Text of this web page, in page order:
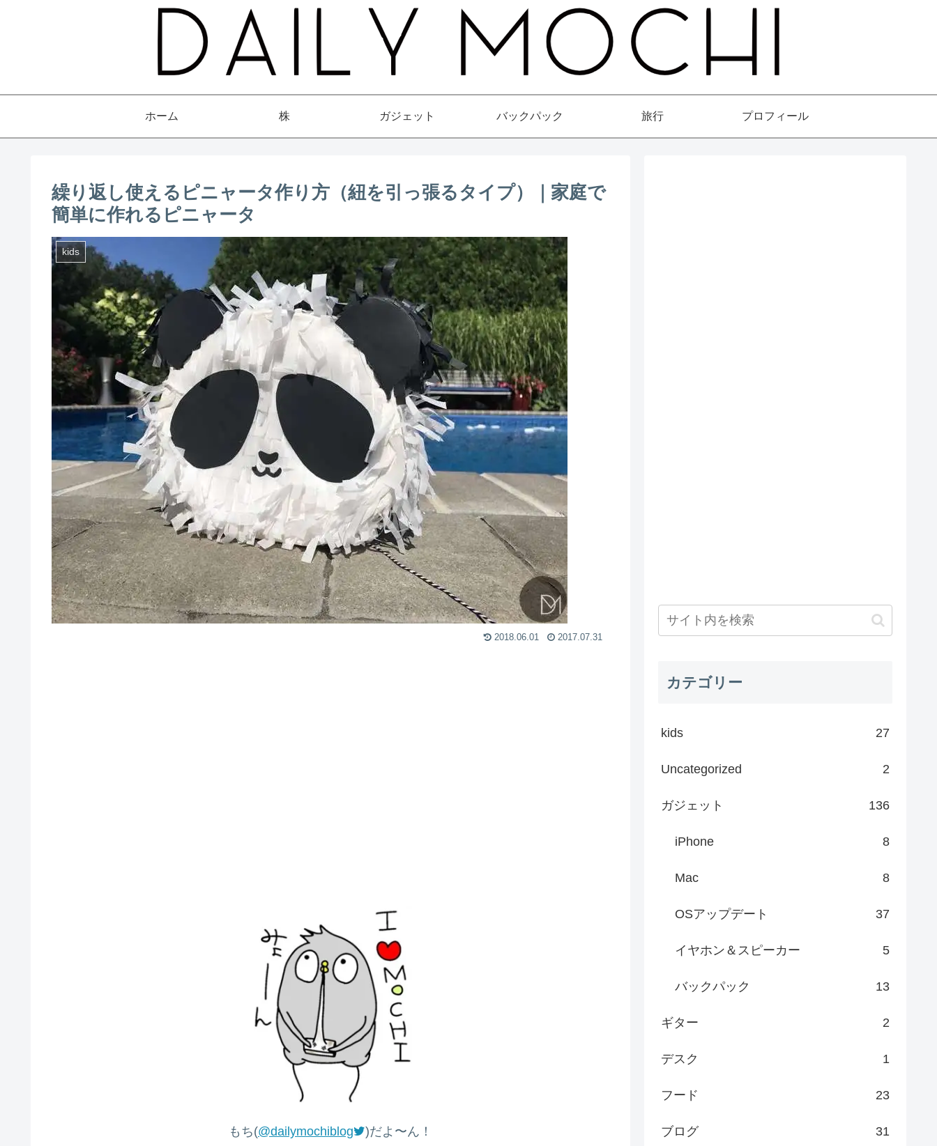
ホーム 株 ガジェット バックパック 旅行 プロフィール
繰り返し使えるピニャータ作り方（紐を引っ張るタイプ）｜家庭で
簡単に作れるピニャータ
kids
2018.06.01 2017.07.31
もち(@dailymochiblog )だよ〜ん！
カテゴリー
kids 27
Uncategorized 2
ガジェット 136
iPhone 8
Mac 8
OSアップデート 37
イヤホン＆スピーカー 5
バックパック 13
ギター 2
デスク 1
フード 23
ブログ 31